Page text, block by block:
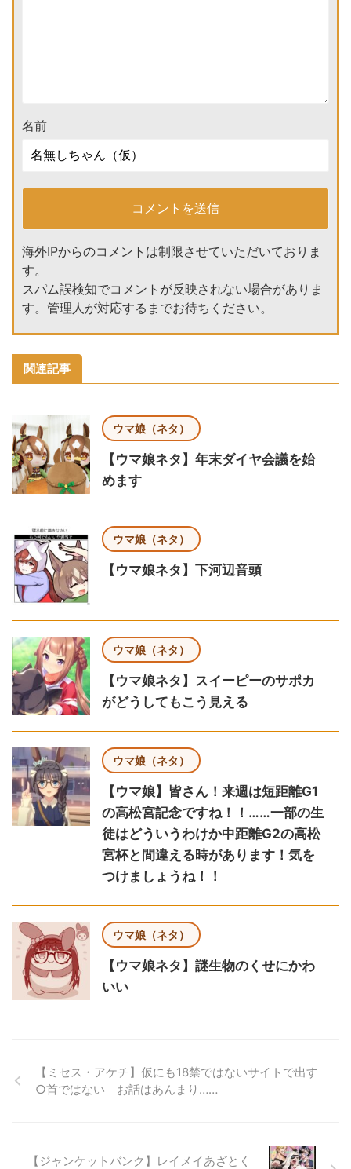
名前
海外IPからのコメントは制限させていただいておりま
す。
スパム誤検知でコメントが反映されない場合がありま
す。管理人が対応するまでお待ちください。
関連記事
ウマ娘（ネタ）
【ウマ娘ネタ】年末ダイヤ会議を始
めます
ウマ娘（ネタ）
【ウマ娘ネタ】下河辺音頭
ウマ娘（ネタ）
【ウマ娘ネタ】スイーピーのサポカ
がどうしてもこう見える
ウマ娘（ネタ）
【ウマ娘】皆さん！来週は短距離G1
の高松宮記念ですね！！……一部の生
徒はどういうわけか中距離G2の高松
宮杯と間違える時があります！気を
つけましょうね！！
ウマ娘（ネタ）
【ウマ娘ネタ】謎生物のくせにかわ
いい
【ミセス・アケチ】仮にも18禁ではないサイトで出す
○首ではない お話はあんまり……
【ジャンケットバンク】レイメイあざとく